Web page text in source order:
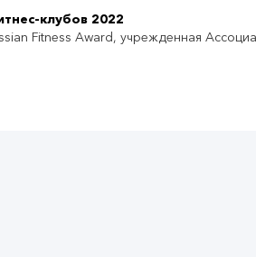
клубов 2022
Fitness Award, учрежденная